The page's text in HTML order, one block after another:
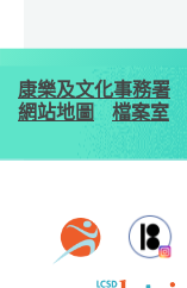
康樂及文化事務署
網站地圖
檔案室